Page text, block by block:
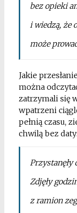
bez opieki
i wiedzą, że
może
Jakie
można
zatrzymali się
wpatrzeni
pełnią czasu,
chwilą bez daty:
Przystanęły
Zdjęły
z ramion